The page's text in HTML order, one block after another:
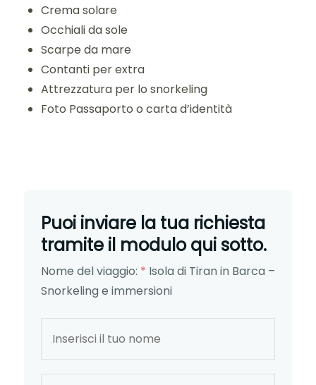
Crema solare
Occhiali da sole
Scarpe da mare
Contanti per extra
Attrezzatura per lo snorkeling
Foto Passaporto o carta d’identità
Puoi inviare la tua richiesta
tramite il modulo qui sotto.
Nome del viaggio: * Isola di Tiran in Barca –
Snorkeling e immersioni